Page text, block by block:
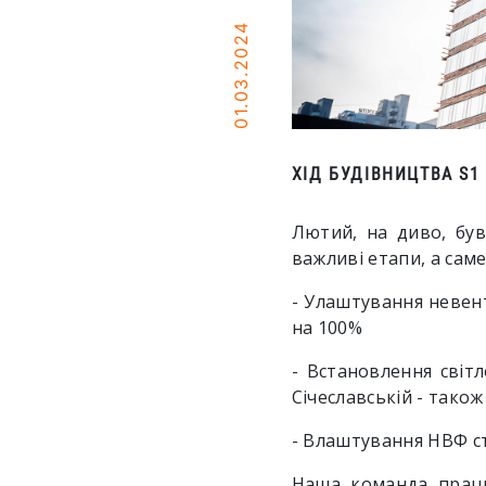
01.03.2024
ХІД БУДІВНИЦТВА
Лютий, на диво,
важливі етапи, а
- Улаштування
на 100%
- Встановлення
Січеславській -
- Влаштування НВФ